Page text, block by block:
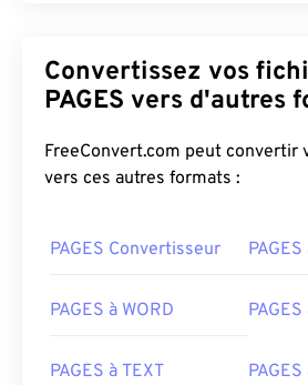
Convertissez vos
PAGES vers d'autres
FreeConvert.com peut convertir vos
vers ces autres formats :
PAGES Convertisseur PAGES
PAGES à WORD
PAGES à TEXT